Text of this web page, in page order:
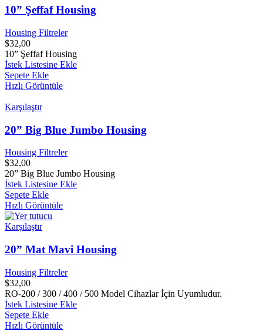
10” Şeffaf Housing
Housing Filtreler
$32,00
10” Şeffaf Housing
İstek Listesine Ekle
Sepete Ekle
Hızlı Görüntüle
Karşılaştır
20” Big Blue Jumbo Housing
Housing Filtreler
$32,00
20” Big Blue Jumbo Housing
İstek Listesine Ekle
Sepete Ekle
Hızlı Görüntüle
Karşılaştır
20” Mat Mavi Housing
Housing Filtreler
$32,00
RO-200 / 300 / 400 / 500 Model Cihazlar İçin Uyumludur.
İstek Listesine Ekle
Sepete Ekle
Hızlı Görüntüle